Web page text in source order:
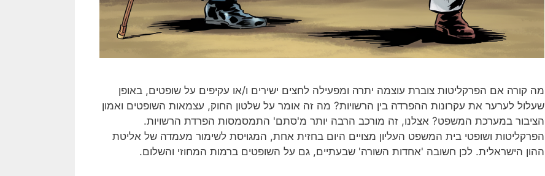
מה קורה אם הפרקליטות צוברת עוצמה יתרה ומפעילה לחצים ישירים ו/או עקיפים על שופטים, באופן
שעלול לערער את עקרונות ההפרדה בין הרשויות? מה זה אומר על שלטון החוק, עצמאות השופטים ואמון
הציבור במערכת המשפט? אצלנו, זה מורכב הרבה יותר מ'סתם' התמסמסות הפרדת הרשויות.
הפרקליטות ושופטי בית המשפט העליון מצויים היום בחזית אחת, המגויסת לשימור מעמדה של אליטת
ההון הישראלית. לכן חשובה 'אחדות השורה' שבעתיים, גם על השופטים ברמות המחוזי והשלום.